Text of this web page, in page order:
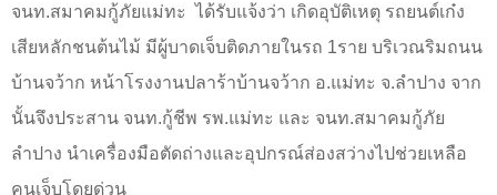
จนท.สมาคมกู้ภัยแม่ทะ ได้รับแจ้งว่า เกิดอุบัติเหตุ รถยนต์เก๋ง
เสียหลักชนต้นไม้ มีผู้บาดเจ็บติดภายในรถ 1ราย บริเวณริมถนน
บ้านจว้าก หน้าโรงงานปลาร้าบ้านจว้าก อ.แม่ทะ จ.ลำปาง จาก
นั้นจึงประสาน จนท.กู้ชีพ รพ.แม่ทะ และ จนท.สมาคมกู้ภัย
ลำปาง นำเครื่องมือตัดถ่างและอุปกรณ์ส่องสว่างไปช่วยเหลือ
คนเจ็บโดยด่วน